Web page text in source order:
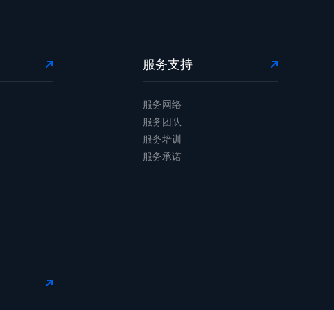
服务支持
服务网络
服务团队
服务培训
服务承诺